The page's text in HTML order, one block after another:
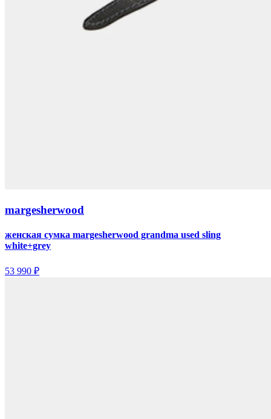
margesherwood
женская сумка margesherwood grandma used sling
white+grey
53 990 ₽